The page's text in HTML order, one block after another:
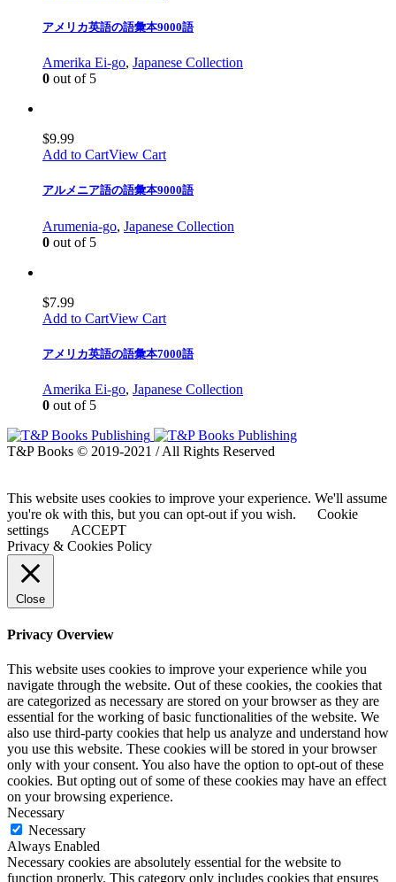
アメリカ英語の語彙本9000語
Amerika Ei-go, Japanese Collection
0 out of 5
$9.99
Add to CartView Cart
アルメニア語の語彙本9000語
Arumenia-go, Japanese Collection
0 out of 5
$7.99
Add to CartView Cart
アメリカ英語の語彙本7000語
Amerika Ei-go, Japanese Collection
0 out of 5
T&P Books © 2019-2021 / All Rights Reserved
This website uses cookies to improve your experience. We'll assume
you're ok with this, but you can opt-out if you wish.
Cookie
settings
ACCEPT
Privacy & Cookies Policy
Close
Privacy Overview
This website uses cookies to improve your experience while you
navigate through the website. Out of these cookies, the cookies that
are categorized as necessary are stored on your browser as they are
essential for the working of basic functionalities of the website. We
also use third-party cookies that help us analyze and understand how
you use this website. These cookies will be stored in your browser
only with your consent. You also have the option to opt-out of these
cookies. But opting out of some of these cookies may have an effect
on your browsing experience.
Necessary
Necessary
Always Enabled
Necessary cookies are absolutely essential for the website to
function properly. This category only includes cookies that ensures